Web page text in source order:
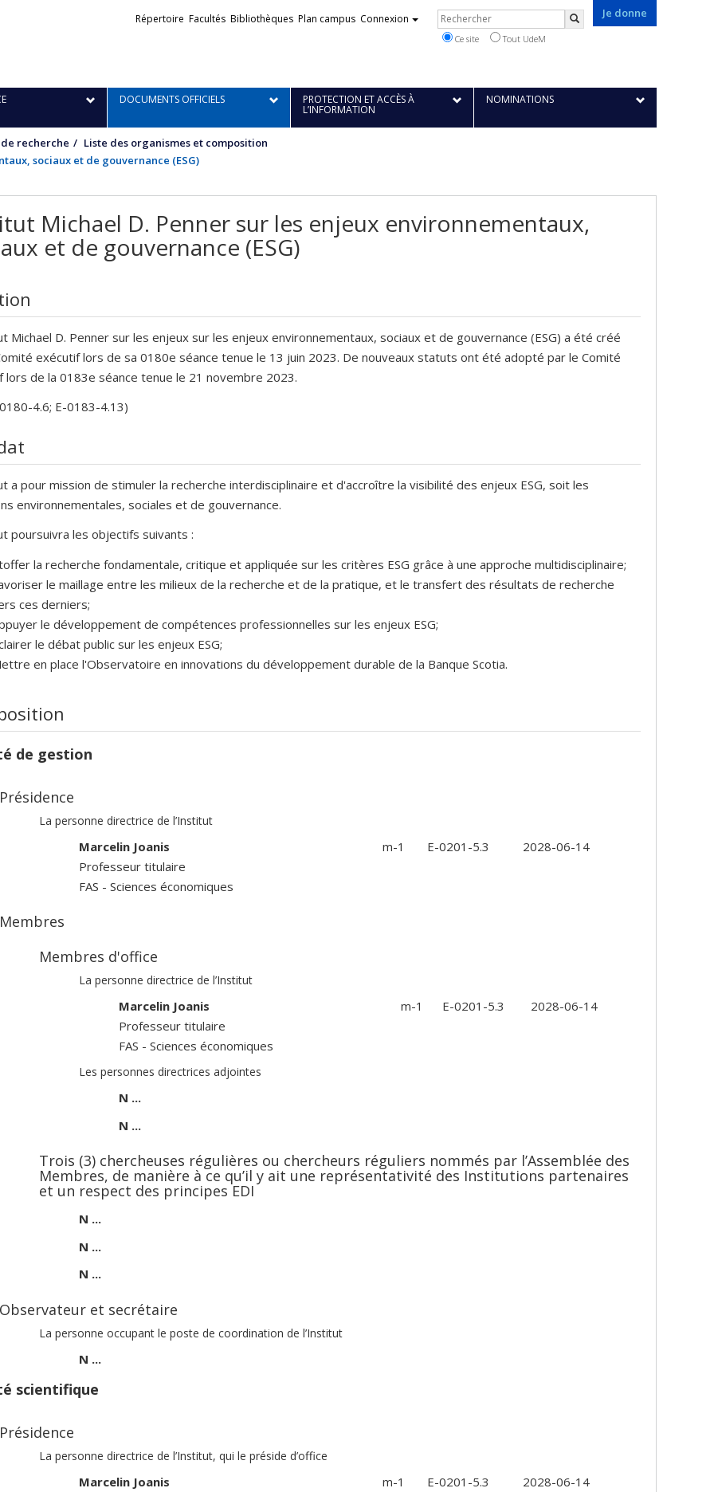
Je donne
Liens
Répertoire Facultés Bibliothèques Plan campus Connexion Rechercher
Ce site Tout UdeM
DOCUMENTS OFFICIELS PROTECTION ET ACCÈS À
L’INFORMATION
NOMINATIONS
recherche
Liste des organismes et composition
sociaux et de gouvernance (ESG)
Michael D. Penner sur les enjeux environnementaux,
et de gouvernance (ESG)
Michael D. Penner sur les enjeux sur les enjeux environnementaux, sociaux et de gouvernance (ESG) a été créé
exécutif lors de sa 0180e séance tenue le 13 juin 2023. De nouveaux statuts ont été adopté par le Comité
lors de la 0183e séance tenue le 21 novembre 2023.
4.6; E-0183-4.13)
a pour mission de stimuler la recherche interdisciplinaire et d'accroître la visibilité des enjeux ESG, soit les
environnementales, sociales et de gouvernance.
poursuivra les objectifs suivants :
la recherche fondamentale, critique et appliquée sur les critères ESG grâce à une approche multidisciplinaire;
le maillage entre les milieux de la recherche et de la pratique, et le transfert des résultats de recherche
ces derniers;
le développement de compétences professionnelles sur les enjeux ESG;
le débat public sur les enjeux ESG;
en place l'Observatoire en innovations du développement durable de la Banque Scotia.
de gestion
Présidence
La personne directrice de l’Institut
Marcelin Joanis m-1 E-0201-5.3
2028-06-14
Professeur titulaire
FAS - Sciences économiques
Membres
Membres d'office
La personne directrice de l’Institut
Marcelin Joanis m-1 E-0201-5.3
2028-06-14
Professeur titulaire
FAS - Sciences économiques
Les personnes directrices adjointes
N ...
N ...
Trois (3) chercheuses régulières ou chercheurs réguliers nommés par l’Assemblée des
Membres, de manière à ce qu’il y ait une représentativité des Institutions partenaires
et un respect des principes EDI
N ...
N ...
N ...
Observateur et secrétaire
La personne occupant le poste de coordination de l’Institut
N ...
scientifique
Présidence
La personne directrice de l’Institut, qui le préside d’office
Marcelin Joanis m-1 E-0201-5.3
2028-06-14